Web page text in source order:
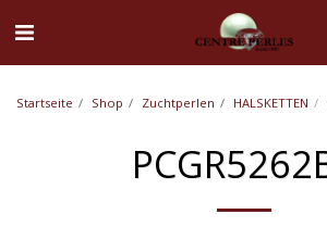
Startseite Shop Zuchtperlen HALSKETTEN